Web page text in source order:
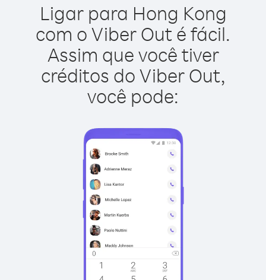
Ligar para Hong Kong
com o Viber Out é fácil.
Assim que você tiver
créditos do Viber Out,
você pode: